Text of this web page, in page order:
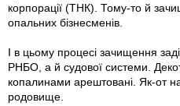
корпорації (ТНК). Тому-то й
опальних бізнесменів.
І в цьому процесі зачищення
РНБО, а й судової системи.
копалинами арештовані. Як-от
родовище.